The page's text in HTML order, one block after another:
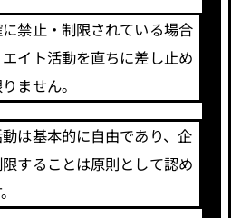
禁止・制限されている場合
イト活動を直ちに差し止め
ません。
は基本的に自由であり、企
することは原則として認め